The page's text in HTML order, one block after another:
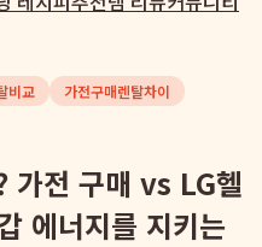
비교
가전구매렌탈차이
가전 구매 vs LG헬
에너지를 지키는